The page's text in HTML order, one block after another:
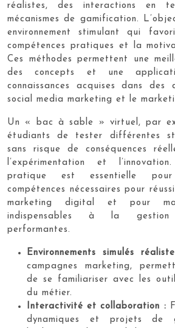
réalistes, des interactions en
mécanismes de gamification.
environnement stimulant qui
compétences pratiques et la
Ces méthodes permettent une
des concepts et une
connaissances acquises dans des
social media marketing et le
Un « bac à sable » virtuel, par
étudiants de tester différentes
sans risque de conséquences
l’expérimentation et
pratique est essentielle
compétences nécessaires pour
marketing digital et pour
indispensables à la gestion
performantes.
Environnements simulés
campagnes marketing,
de se familiariser avec les
du métier.
Interactivité et collaboration :
dynamiques et projets de